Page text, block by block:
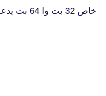
خاص 32 بت وا 64 بت يدعم ويندوز وماك وغيرها.